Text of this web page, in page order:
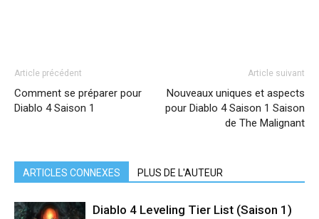
Article précédent
Comment se préparer pour
Diablo 4 Saison 1
Article suivant
Nouveaux uniques et aspects
pour Diablo 4 Saison 1 Saison
de The Malignant
ARTICLES CONNEXES PLUS DE L'AUTEUR
Diablo 4 Leveling Tier List (Saison 1)